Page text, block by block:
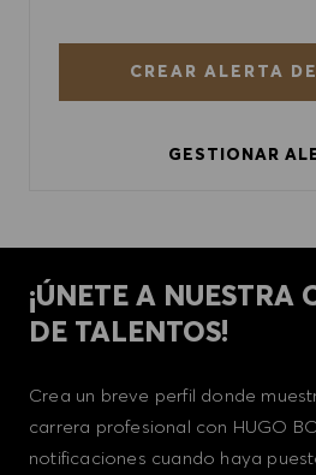
CREAR ALERTA
GESTIONAR
¡ÚNETE A NUESTRA
DE TALENTOS!
Crea un breve perfil donde
carrera profesional con HUGO
notificaciones cuando haya